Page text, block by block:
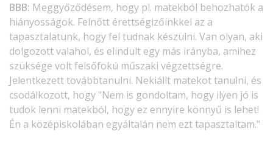
BBB: Meggyőződésem, hogy pl. matekból behozhatók a
hiányosságok. Felnőtt érettségizőinkkel az a
tapasztalatunk, hogy fel tudnak készülni. Van olyan, aki
dolgozott valahol, és elindult egy más irányba, amihez
szüksége volt felsőfokú műszaki végzettségre.
Jelentkezett továbbtanulni. Nekiállt matekot tanulni, és
csodálkozott, hogy "Nem is gondoltam, hogy ilyen jó is
tudok lenni matekból, hogy ez ennyire könnyű is lehet!
Én a középiskolában egyáltalán nem ezt tapasztaltam."